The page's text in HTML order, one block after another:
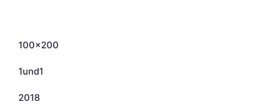
100×200
1und1
2018